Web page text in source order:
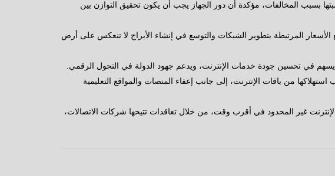
بسبب المخالفات، مؤكدة أن دور الجهاز يجب أن يكون تحقيق التوازن بين
المرتبطة بتطوير الشبكات والتوسع في إنشاء الأبراج لا تنعكس على أرض
في تحسين جودة خدمات الإنترنت، ويدعم جهود الدولة في التحول الرقمي.
من باقات الإنترنت، إلى جانب إعفاء المنصات والمواقع التعليمية
بقيمة ١٥٠ جنيهًا، إلى جانب بحث تطبيق خدمة الإنترنت غير المحدود في أقرب وقت، من خلال تعاقدات تتيحها شركات الاتصالات،